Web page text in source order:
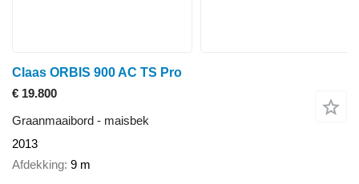
Claas ORBIS 900 AC TS Pro
€ 19.800
Graanmaaibord - maisbek
2013
Afdekking 9 m